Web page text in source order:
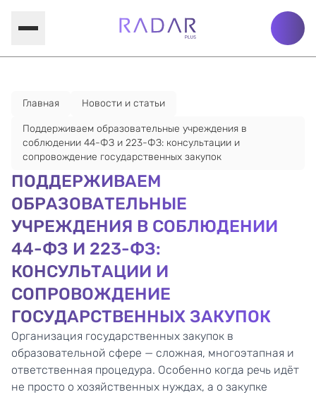
Главная Новости и статьи
Поддерживаем образовательные учреждения в
соблюдении 44-ФЗ и 223-ФЗ: консультации и
сопровождение государственных закупок
ПОДДЕРЖИВАЕМ
ОБРАЗОВАТЕЛЬНЫЕ
УЧРЕЖДЕНИЯ В СОБЛЮДЕНИИ
44-ФЗ И 223-ФЗ:
КОНСУЛЬТАЦИИ И
СОПРОВОЖДЕНИЕ
ГОСУДАРСТВЕННЫХ ЗАКУПОК
Организация государственных закупок в
образовательной сфере — сложная, многоэтапная и
ответственная процедура. Особенно когда речь идёт
не просто о хозяйственных нуждах, а о закупке